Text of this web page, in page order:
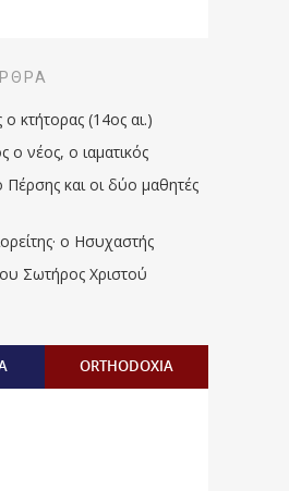
κτήτορας (14ος αι.)
ο νέος, ο ιαματικός
Πέρσης και οι δύο μαθητές
· ο Ησυχαστής
Σωτήρος Χριστού
ORTHODOXIA